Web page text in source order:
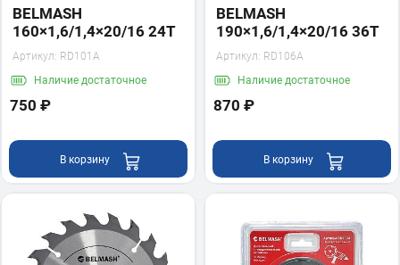
BELMASH
160×1,6/1,4×20/16 24Т
Артикул: RD101A
Наличие достаточное
750 ₽
В корзину
BELMASH
190×1,6/1,4×20/16 36Т
Артикул: RD106A
Наличие достаточное
870 ₽
В корзину